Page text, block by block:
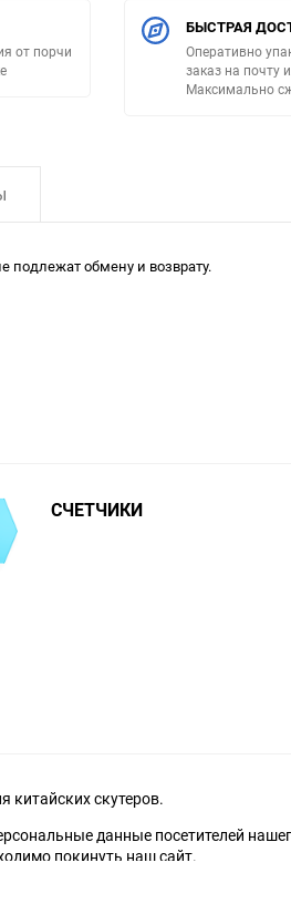
от порчи
БЫСТРАЯ
Оперативно
заказ на почту
Максимально
подлежат обмену и возврату.
СЧЕТЧИКИ
китайских скутеров.
данные посетителей
покинуть наш сайт.